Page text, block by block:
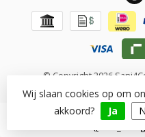
© Copyright 2026
Beoordeling op
Wij slaan cookies op om
akkoord?
Ja